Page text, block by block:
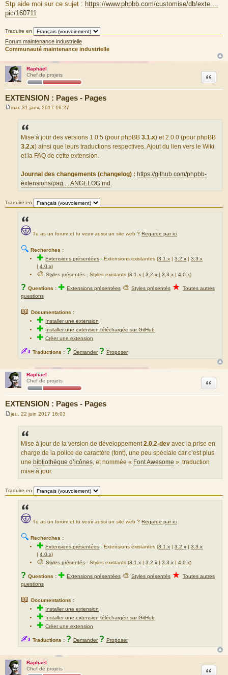
e
s
s
e
Stp aide moi sur ce sujet : https://www.phpbb.com/customise/db/exte ...
pic/160711
Traduire en
Forum maintenance industrielle
Communauté maintenance industrielle
Raphaël
Chef de projets
EXTENSION : Pages - Pages
Citation
mar. 31 janv. 2017 16:27
Mise à jour des versions 1.0.5 (pour phpBB 3.1.x) et 2.0.0 (pour phpBB
3.2.x) ainsi que leurs traductions respectives. Ajout du lien vers le Wiki
et la FAQ de cette extension.
Journal des changements (changelog) : https://github.com/phpbb-
extensions/pag ... ANGELOG.md .
Traduire en
Tu as un forum et tu veux aussi un site web ? Regarde par ici
🔍 Recherches :
✚Extensions présentées -Extensions existantes (3.1.x |3.2.x |3.3.x
|4.0.x)
🎨Styles présentés - Styles existants (3.1.x |3.2.x |3.3.x |4.0.x)
? Questions : ✚ Extensions présentées 🎨 Styles présentés ★ Toutes autres
questions
📖 Documentations :
✚ Installer une extension
✚ Installer une extension téléchargée sur GitHub
✚Créer une extension
✍ Traductions : ? Demander ? Proposer
Raphaël
Chef de projets
EXTENSION : Pages - Pages
Citation
M
jeu. 22 juin 2017 16:03
Mise à jour de la version de développement2.0.2-dev avec la prise en
charge de la police de caractère (font), une peu spéciale car c’est plus
une bibliothèque d’icônes, et nommée « Font Awesome ». traduction
mise à jour.
Traduire en
Tu as un forum et tu veux aussi un site web ? Regarde par ici
🔍 Recherches :
✚Extensions présentées -Extensions existantes (3.1.x |3.2.x |3.3.x
|4.0.x)
🎨Styles présentés - Styles existants (3.1.x |3.2.x |3.3.x |4.0.x)
? Questions : ✚ Extensions présentées 🎨 Styles présentés ★ Toutes autres
questions
📖 Documentations :
✚ Installer une extension
✚ Installer une extension téléchargée sur GitHub
✚Créer une extension
✍ Traductions : ? Demander ? Proposer
Raphaël
Chef de projets
Citation